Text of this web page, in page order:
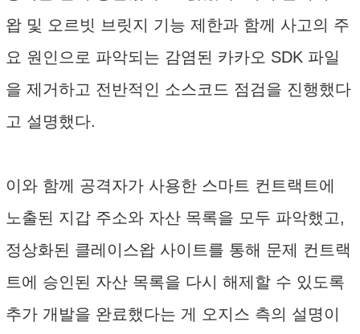
왑 및 오르빗 브릿지 기능 제한과 함께 사고의 주
요 원인으로 파악되는 감염된 카카오 SDK 파일
을 제거하고 전반적인 소스코드 점검을 진행했다
고 설명했다.
이와 함께 공격자가 사용한 스마트 컨트랙트에
노출된 지갑 주소와 자산 목록을 모두 파악했고,
정상화된 클레이스왑 사이트를 통해 문제 컨트랙
트에 승인된 자산 목록을 다시 해제할 수 있도록
추가 개발을 완료했다는 게 오지스 측의 설명이